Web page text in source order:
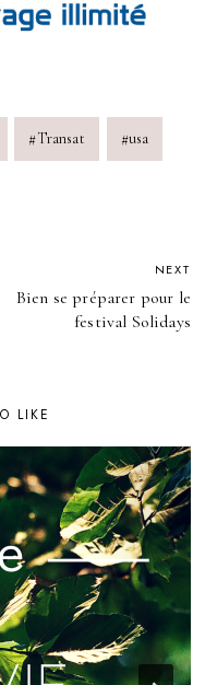
#Transat #usa
NEXT
Bien se préparer pour le
festival Solidays
LIKE